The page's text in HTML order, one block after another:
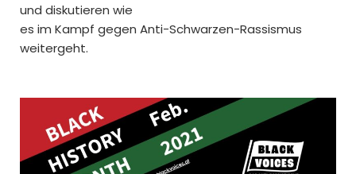
und diskutieren wie
es im Kampf gegen Anti-Schwarzen-Rassismus
weitergeht.